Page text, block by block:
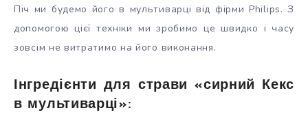
Піч ми будемо його в мультиварці від фірми Philips. З
допомогою цієї техніки ми зробимо це швидко і часу
зовсім не витратимо на його виконання.
Інгредієнти для страви «сирний Кекс
в мультиварці»: